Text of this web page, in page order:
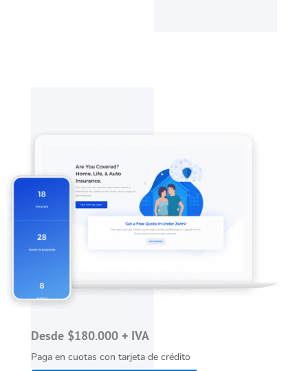
Desde $180.000 + IVA
Paga en cuotas con tarjeta de crédito